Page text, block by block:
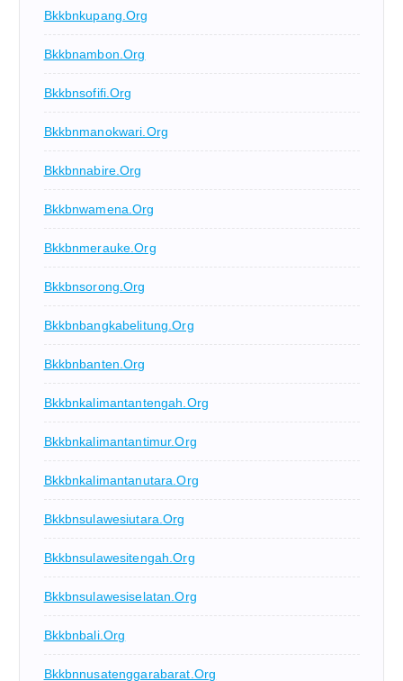
Bkkbnkupang.org
Bkkbnambon.org
Bkkbnsofifi.org
Bkkbnmanokwari.org
Bkkbnnabire.org
Bkkbnwamena.org
Bkkbnmerauke.org
Bkkbnsorong.org
Bkkbnbangkabelitung.org
Bkkbnbanten.org
Bkkbnkalimantantengah.org
Bkkbnkalimantantimur.org
Bkkbnkalimantanutara.org
Bkkbnsulawesiutara.org
Bkkbnsulawesitengah.org
Bkkbnsulawesiselatan.org
Bkkbnbali.org
Bkkbnnusatenggarabarat.org